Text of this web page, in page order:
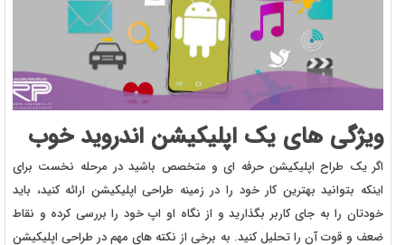
ویژگی های یک اپلیکیشن اندروید خوب
اگر یک طراح اپلیکیشن حرفه ای و متخصص باشید در مرحله نخست برای
اینکه بتوانید بهترین کار خود را در زمینه طراحی اپلیکیشن ارائه کنید، باید
خودتان را به جای کاربر بگذارید و از نگاه او اپ خود را بررسی کرده و نقاط
ضعف و قوت آن را تحلیل کنید. به برخی از نکته های مهم در طراحی اپلیکیشن